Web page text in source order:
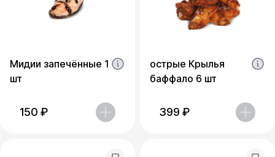
Мидии запечённые 1
шт
150 ₽
острые Крылья
баффало 6 шт
399 ₽